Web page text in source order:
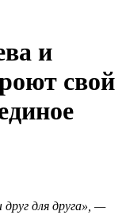
и
свой
для друга», —